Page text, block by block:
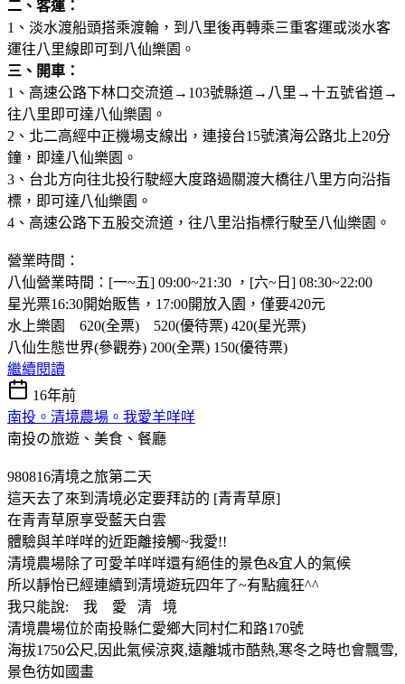
二、客運：
1、淡水渡船頭搭乘渡輪，到八里後再轉乘三重客運或淡水客
運往八里線即可到八仙樂園。
三、開車：
1、高速公路下林口交流道→103號縣道→八里→十五號省道→
往八里即可達八仙樂園。
2、北二高經中正機場支線出，連接台15號濱海公路北上20分
鐘，即達八仙樂園。
3、台北方向往北投行駛經大度路過關渡大橋往八里方向沿指
標，即可達八仙樂園。
4、高速公路下五股交流道，往八里沿指標行駛至八仙樂園。
營業時間：
八仙營業時間：[一~五] 09:00~21:30 ，[六~日] 08:30~22:00
星光票16:30開始販售，17:00開放入園，僅要420元
水上樂園 620(全票) 520(優待票) 420(星光票)
八仙生態世界(參觀券) 200(全票) 150(優待票)
繼續閱讀
16年前
南投。清境農場。我愛羊咩咩
南投の旅遊、美食、餐廳
980816清境之旅第二天
這天去了來到清境必定要拜訪的 [青青草原]
在青青草原享受藍天白雲
體驗與羊咩咩的近距離接觸~我愛!!
清境農場除了可愛羊咩咩還有絕佳的景色&宜人的氣候
所以靜怡已經連續到清境遊玩四年了~有點瘋狂^^
我只能說: 我 愛 清 境
清境農場位於南投縣仁愛鄉大同村仁和路170號
海拔1750公尺,因此氣候涼爽,遠離城市酷熱,寒冬之時也會飄雪,
景色彷如國畫